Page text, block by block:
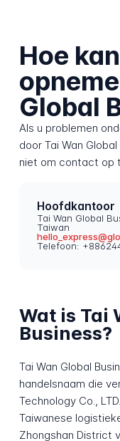
Hoe
Global
Als u problemen
door Tai Wan
niet om contact op
Hoofdkantoor
Tai Wan Global
Taiwan
Telefoon:
Wat is Tai
Business?
Tai Wan Global
handelsnaam die
Technology Co.,
Taiwanese
Zhongshan District